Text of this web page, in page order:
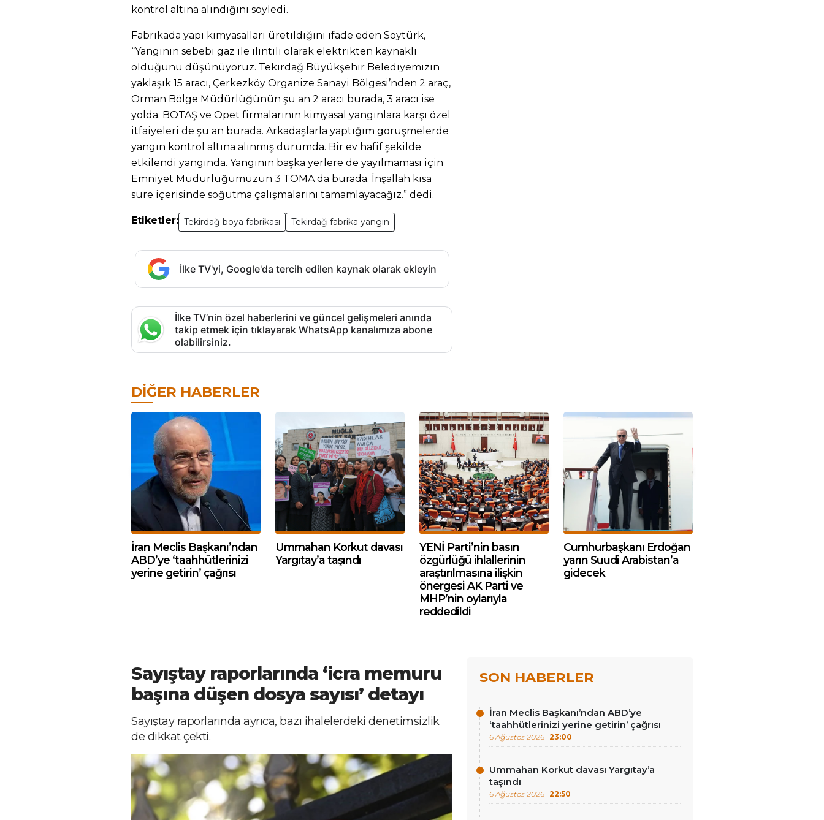
kontrol altına alındığını söyledi.
Fabrikada yapı kimyasalları üretildiğini ifade eden Soytürk,
“Yangının sebebi gaz ile ilintili olarak elektrikten kaynaklı
olduğunu düşünüyoruz. Tekirdağ Büyükşehir Belediyemizin
yaklaşık 15 aracı, Çerkezköy Organize Sanayi Bölgesi’nden 2 araç,
Orman Bölge Müdürlüğünün şu an 2 aracı burada, 3 aracı ise
yolda. BOTAŞ ve Opet firmalarının kimyasal yangınlara karşı özel
itfaiyeleri de şu an burada. Arkadaşlarla yaptığım görüşmelerde
yangın kontrol altına alınmış durumda. Bir ev hafif şekilde
etkilendi yangında. Yangının başka yerlere de yayılmaması için
Emniyet Müdürlüğümüzün 3 TOMA da burada. İnşallah kısa
süre içerisinde soğutma çalışmalarını tamamlayacağız.” dedi.
Etiketler: Tekirdağ boya fabrikası Tekirdağ fabrika yangın
İlke TV'yi, Google'da tercih edilen kaynak olarak ekleyin
İlke TV’nin özel haberlerini ve güncel gelişmeleri anında
takip etmek için tıklayarak WhatsApp kanalımıza abone
olabilirsiniz.
DIĞER HABERLER
İran Meclis Başkanı’ndan
ABD’ye ‘taahhütlerinizi
yerine getirin’ çağrısı
Ummahan Korkut davası
Yargıtay’a taşındı
YENİ Parti’nin basın
özgürlüğü ihlallerinin
araştırılmasına ilişkin
önergesi AK Parti ve
MHP’nin oylarıyla
reddedildi
Cumhurbaşkanı Erdoğan
yarın Suudi Arabistan’a
gidecek
Sayıştay raporlarında ‘icra memuru
başına düşen dosya sayısı’ detayı
Sayıştay raporlarında ayrıca, bazı ihalelerdeki denetimsizlik
de dikkat çekti.
SON HABERLER
İran Meclis Başkanı’ndan ABD’ye
‘taahhütlerinizi yerine getirin’ çağrısı
6 Ağustos 2026 23:00
Ummahan Korkut davası Yargıtay’a
taşındı
6 Ağustos 2026 22:50